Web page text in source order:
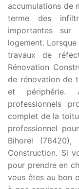
accumulations de
terme des
importantes
logement.
travaux de
Rénovation
de rénovation de
et périphérie.
professionnels
complet de la
professionnel
Bihorel (76420),
Construction. Si
pour prendre en
vous êtes au bon